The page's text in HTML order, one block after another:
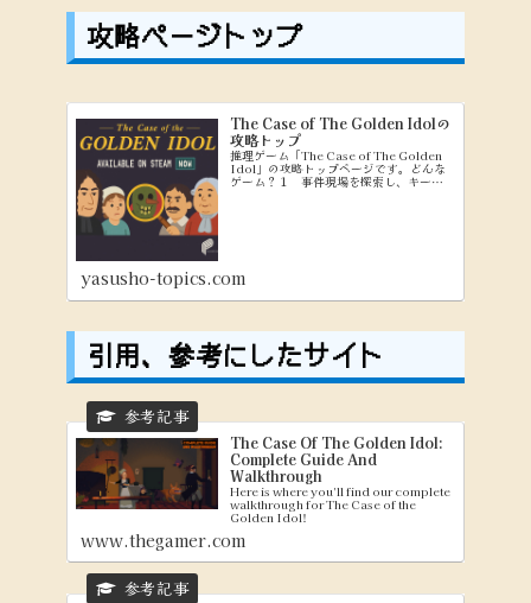
攻略ページトップ
The Case of The Golden Idolの
攻略トップ
推理ゲーム「The Case of The Golden
Idol」の攻略トップページです。どんな
ゲーム？１ 事件現場を探索し、キーワ
yasusho-topics.com
引用、参考にしたサイト
The Case Of The Golden Idol:
Complete Guide And
Walkthrough
Here is where you'll find our complete
walkthrough for The Case of the
Golden Idol!
www.thegamer.com